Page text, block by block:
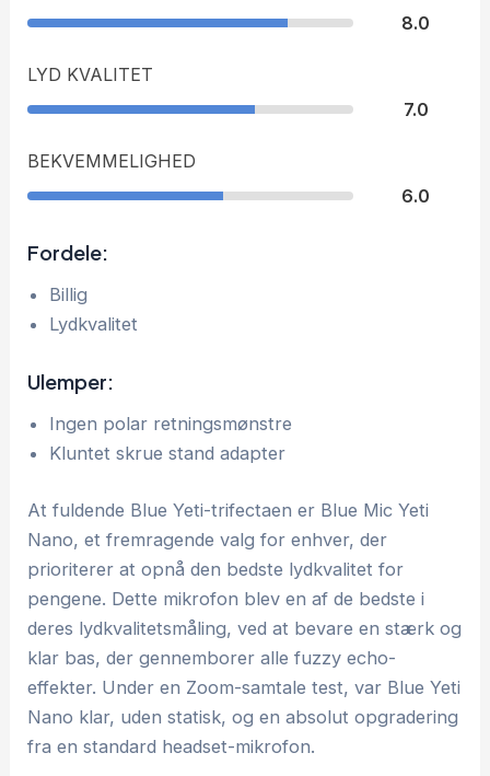
8.0
LYD KVALITET
7.0
BEKVEMMELIGHED
6.0
Fordele:
Billig
Lydkvalitet
Ulemper:
Ingen polar retningsmønstre
Kluntet skrue stand adapter
At fuldende Blue Yeti-trifectaen er Blue Mic Yeti
Nano, et fremragende valg for enhver, der
prioriterer at opnå den bedste lydkvalitet for
pengene. Dette mikrofon blev en af de bedste i
deres lydkvalitetsmåling, ved at bevare en stærk og
klar bas, der gennemborer alle fuzzy echo-
effekter. Under en Zoom-samtale test, var Blue Yeti
Nano klar, uden statisk, og en absolut opgradering
fra en standard headset-mikrofon.